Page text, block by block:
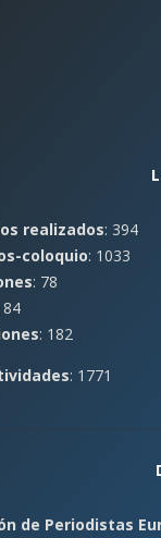
realizados: 394
coloquio: 1033
: 78
84
: 182
: 1771
de Periodistas